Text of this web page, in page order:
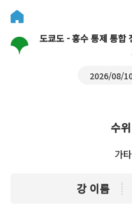
도쿄도 - 홍수 통제 통합
2026/08/
수
가
강 이름